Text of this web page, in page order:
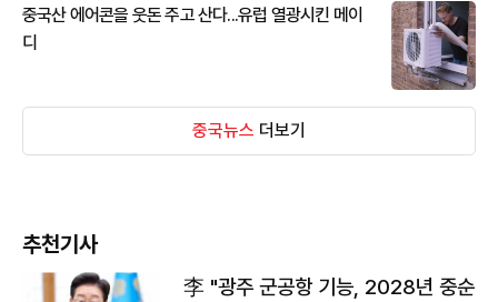
중국산 에어콘을 웃돈 주고 산다...유럽 열광시킨 메이
디
중국뉴스 더보기
추천기사
李 "광주 군공항 기능, 2028년 중순